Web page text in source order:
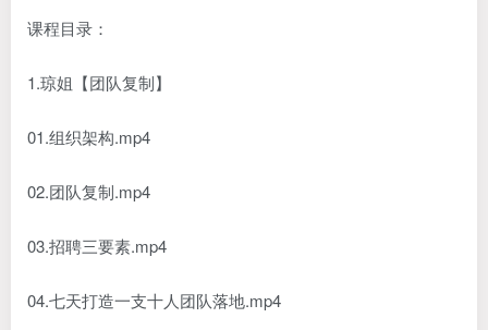
课程目录：
1.琼姐【团队复制】
01.组织架构.mp4
02.团队复制.mp4
03.招聘三要素.mp4
04.七天打造一支十人团队落地.mp4